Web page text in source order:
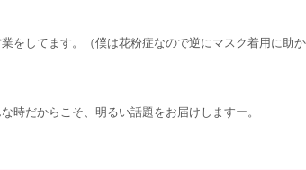
をしてます。（僕は花粉症なので逆にマスク着用に助か
時だからこそ、明るい話題をお届けしますー。